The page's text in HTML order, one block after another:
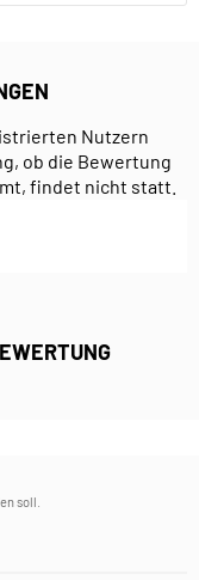
Nutzern
ob die Bewertung
findet nicht statt.
soll.